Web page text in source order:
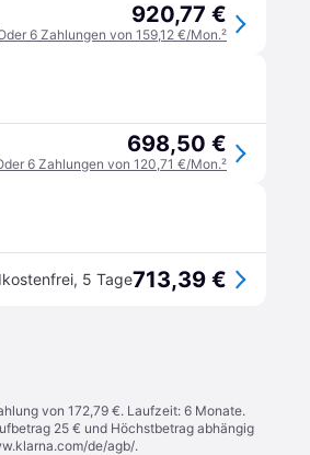
920,77 €
6 Zahlungen von 159,12 €/Mon.²
698,50 €
6 Zahlungen von 120,71 €/Mon.²
, 5 Tage713,39 €
von 172,79 €. Laufzeit: 6 Monate.
25 € und Höchstbetrag abhängig
de/agb/.